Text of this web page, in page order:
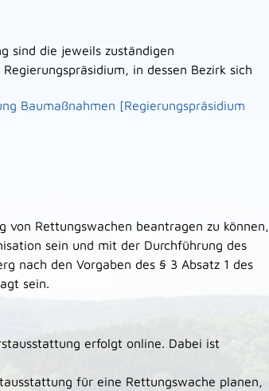
sind die jeweils zuständigen
in dessen Bezirk sich
Baumaßnahmen [Regierungspräsidium
von Rettungswachen beantragen zu können,
sein und mit der Durchführung des
nach den Vorgaben des § 3 Absatz 1 des
sein.
erfolgt online. Dabei ist
für eine Rettungswache planen,